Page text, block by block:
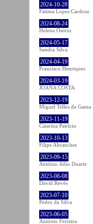
2024-10-28
Fátima Lopes Cardoso
2024-08-24
Helena Osório
2024-05-17
Sandra Silva
2024-04-19
Francisco Henriques
2024-03-19
JOANA COSTA
2023-12-19
Miguel Telles da Gama
2023-11-19
Catarina Patrício
2023-10-13
Filipe Abranches
2023-09-15
António Júlio Duarte
2023-08-08
David Revés
2023-07-10
Pedro da Silva
2023-06-05
António Ferreira